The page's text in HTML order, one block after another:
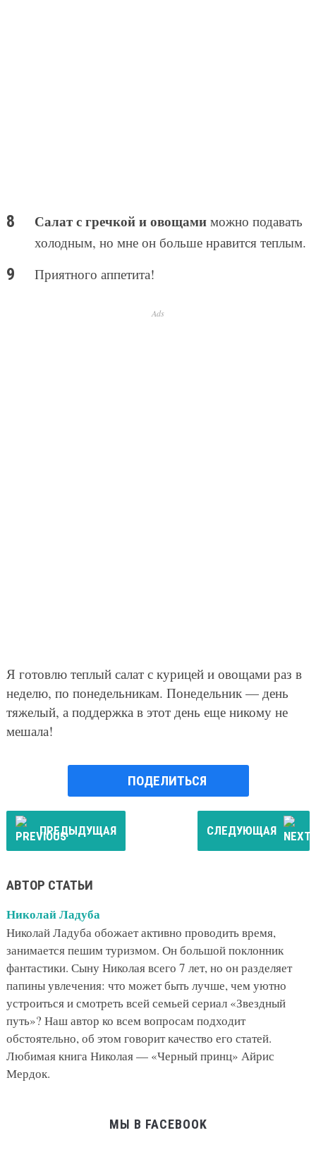
Салат с гречкой и овощамиможно подавать
холодным, но мне он больше нравится теплым.
Приятного аппетита!
Ads
Я готовлю теплый салат с курицей и овощами раз в
неделю, по понедельникам. Понедельник — день
тяжелый, а поддержка в этот день еще никому не
мешала!
ПОДЕЛИТЬСЯ
ПРЕДЫДУЩАЯ СЛЕДУЮЩАЯ
АВТОР СТАТЬИ
Николай Ладуба
Николай Ладуба обожает активно проводить время,
занимается пешим туризмом. Он большой поклонник
фантастики. Сыну Николая всего 7 лет, но он разделяет
папины увлечения: что может быть лучше, чем уютно
устроиться и смотреть всей семьей сериал «Звездный
путь»? Наш автор ко всем вопросам подходит
обстоятельно, об этом говорит качество его статей.
Любимая книга Николая — «Черный принц» Айрис
Мердок.
МЫ В FACEBOOK